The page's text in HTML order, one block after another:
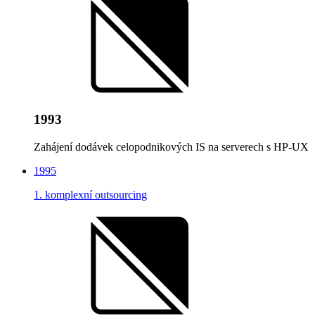
1993
Zahájení dodávek celopodnikových IS na serverech s HP-UX
1995
1. komplexní outsourcing